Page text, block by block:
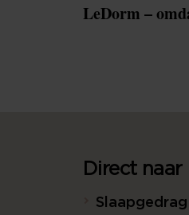
LeDorm –
Direct naar